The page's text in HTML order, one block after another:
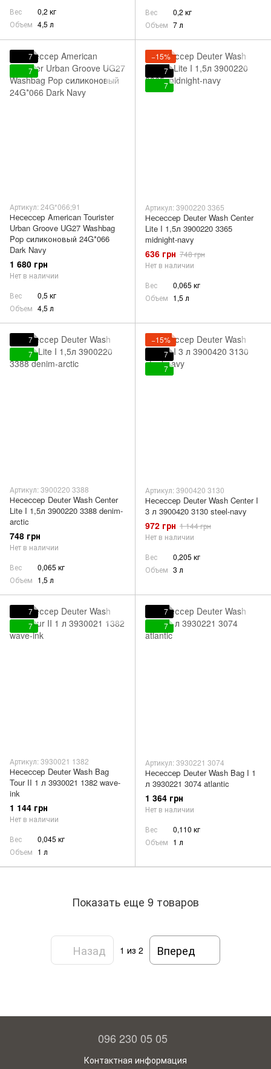
Вес
0,2 кг
Объем 4,5 л
Вес
0,2 кг
Объем 7 л
7
7
Артикул: 24G*066;91
Несессер American Tourister
Urban Groove UG27 Washbag
Pop силиконовый 24G*066
Dark Navy
1 680 грн
Нет в наличии
Вес
0,5 кг
Объем 4,5 л
−15%
7
7
Артикул: 3900220 3365
Несессер Deuter Wash Center
Lite I 1,5л 3900220 3365
midnight-navy
636 грн 748 грн
Нет в наличии
Вес
0,065 кг
Объем 1,5 л
7
7
Артикул: 3900220 3388
Несессер Deuter Wash Center
Lite I 1,5л 3900220 3388 denim-
arctic
748 грн
Нет в наличии
Вес
0,065 кг
Объем 1,5 л
−15%
7
7
Артикул: 3900420 3130
Несессер Deuter Wash Center I
3 л 3900420 3130 steel-navy
972 грн 1 144 грн
Нет в наличии
Вес
0,205 кг
Объем 3 л
7
7
Артикул: 3930021 1382
Несессер Deuter Wash Bag
Tour II 1 л 3930021 1382 wave-
ink
1 144 грн
Нет в наличии
Вес
0,045 кг
Объем 1 л
7
7
Артикул: 3930221 3074
Несессер Deuter Wash Bag I 1
л 3930221 3074 atlantic
1 364 грн
Нет в наличии
Вес
0,110 кг
Объем 1 л
Показать еще 9 товаров
Назад 1 из 2 Вперед
096 230 05 05
Контактная информация